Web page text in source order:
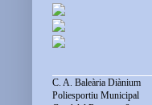
C. A. Baleària Diànium
Poliesportiu Municipal